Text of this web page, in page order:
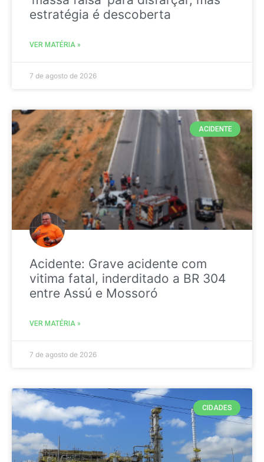
estratégia é descoberta
VER MATÉRIA »
7 de agosto de 2026
ACIDENTE
Acidente: Grave acidente com
vitima fatal, inderditado a BR 304
entre Assú e Mossoró
VER MATÉRIA »
7 de agosto de 2026
CIDADES